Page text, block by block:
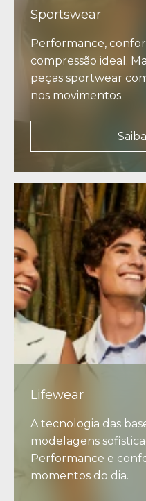
Sportswear
Performance,
compressão ideal.
peças sportwear
nos movimentos.
Lifewear
A tecnologia das
modelagens
Performance e
momentos do dia.